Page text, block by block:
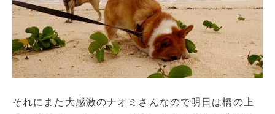
それにまた大感激のナオミさんなので明日は橋の上